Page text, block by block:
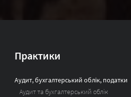
Практики
Аудит, бухгалтерський облік, податки
Аудит та бухгалтерський облік